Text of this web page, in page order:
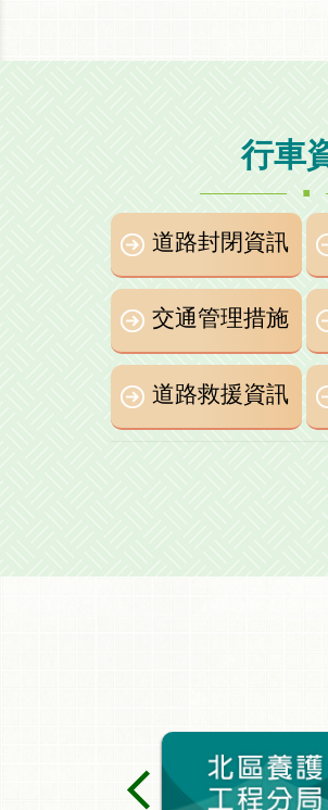
行車.
道路封閉資訊
交通管理措施
道路救援資訊